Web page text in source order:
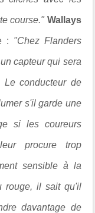
course." Wallays
: "Chez Flanders
capteur qui sera
Le conducteur de
s'il garde une
si les coureurs
procure trop
sensible à la
rouge, il sait qu'il
davantage de